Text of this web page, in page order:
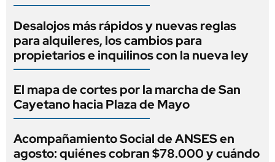
Desalojos más rápidos y nuevas reglas
para alquileres, los cambios para
propietarios e inquilinos con la nueva ley
El mapa de cortes por la marcha de San
Cayetano hacia Plaza de Mayo
Acompañamiento Social de ANSES en
agosto: quiénes cobran $78.000 y cuándo